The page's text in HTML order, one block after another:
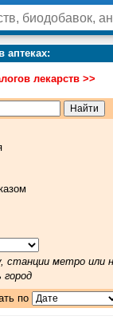
аптеках:
лекарств >>
станции метро или
город
по